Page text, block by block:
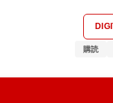
購読